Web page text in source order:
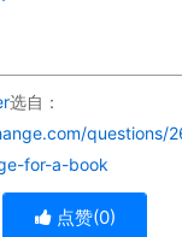
选自：
questions/
for-a-book
点赞(0)